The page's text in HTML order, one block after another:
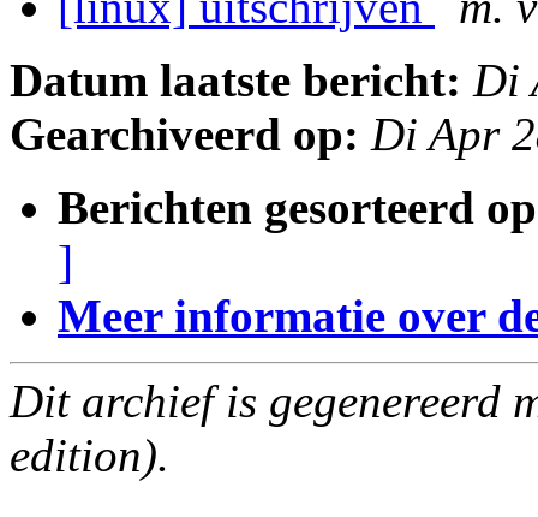
Datum laatste bericht: Di
Gearchiveerd op: Di Apr
Berichten gesorteerd
]
Meer informatie over
Dit archief is gegenereerd
edition).